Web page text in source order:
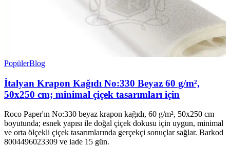
PopülerBlog
İtalyan Krapon Kağıdı No:330 Beyaz 60 g/m²,
50x250 cm; minimal çiçek tasarımları için
Roco Paper'ın No:330 beyaz krapon kağıdı, 60 g/m², 50x250 cm
boyutunda; esnek yapısı ile doğal çiçek dokusu için uygun, minimal
ve orta ölçekli çiçek tasarımlarında gerçekçi sonuçlar sağlar. Barkod
8004496023309 ve iade 15 gün.